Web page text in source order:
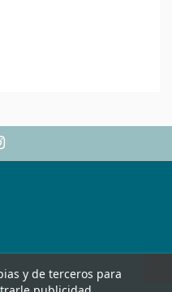
y de terceros para